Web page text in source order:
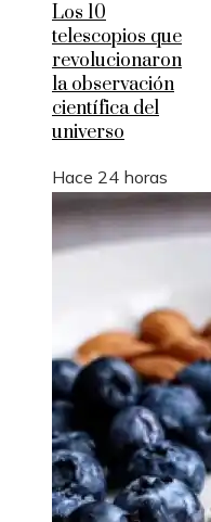
Los 10
telescopios que
revolucionaron
la observación
científica del
universo
Hace 24 horas